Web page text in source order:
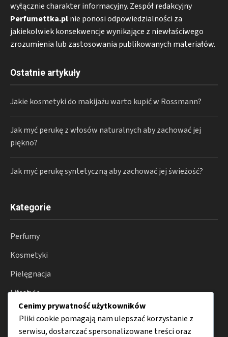
wyłącznie charakter informacyjny. Zespół redakcyjny
Perfumettka.plnie ponosi odpowiedzialności za
jakiekolwiek konsekwencje wynikające z niewłaściwego
zrozumienia lub zastosowania publikowanych materiałów.
Ostatnie artykuły
Jakie kosmetyki do makijażu warto kupić w Rossmann?
Jak myć perukę z włosów naturalnych aby zachować jej
piękno?
Jak myć perukę syntetyczną aby zachować jej świeżość?
Kategorie
Perfumy
Kosmetyki
Pielęgnacja
Lifestyle
Porady
Cenimy prywatność użytkowników
Pliki cookie pomagają nam ulepszać korzystanie z
serwisu, dostarczać spersonalizowane treści oraz